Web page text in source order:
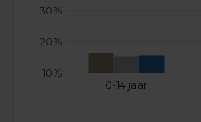
0-14 jaar
10%
20%
30%